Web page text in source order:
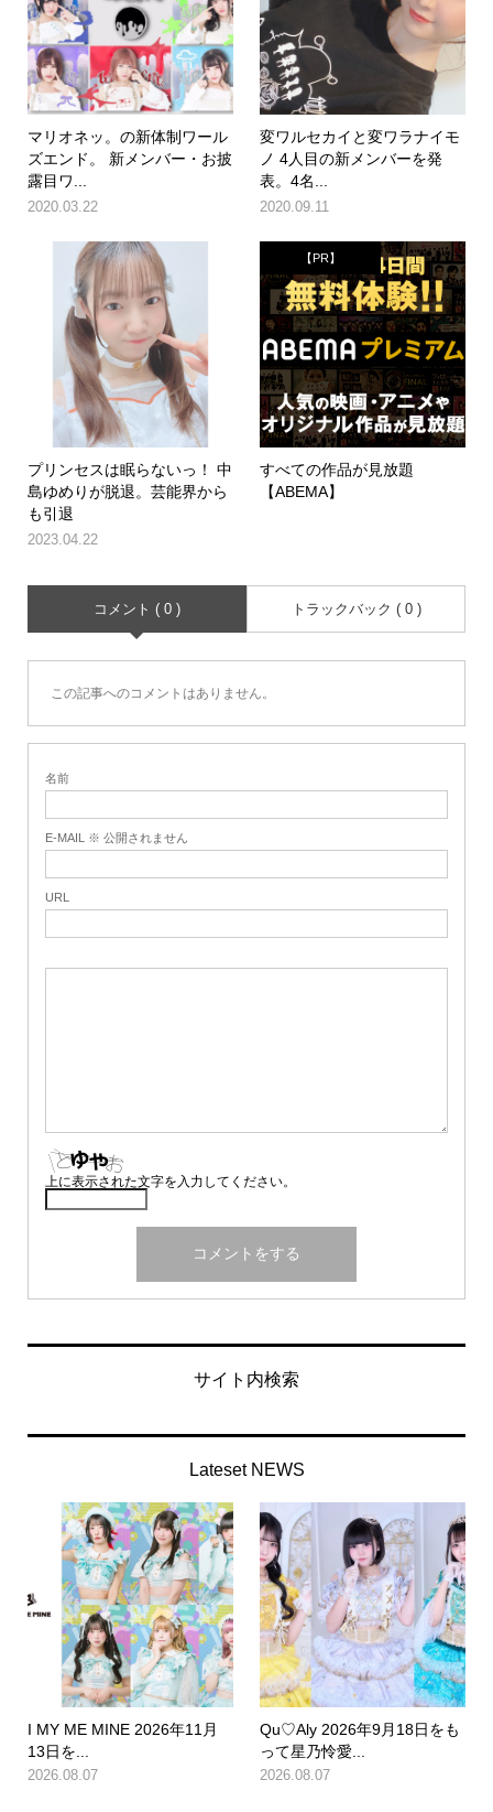
マリオネッ。の新体制ワール
ズエンド。 新メンバー・お披
露目ワ...
2020.03.22
変ワルセカイと変ワラナイモ
ノ 4人目の新メンバーを発
表。4名...
2020.09.11
プリンセスは眠らないっ！ 中
島ゆめりが脱退。芸能界から
も引退
2023.04.22
【PR】
すべての作品が見放題
【ABEMA】
コメント ( 0 ) トラックバック ( 0 )
この記事へのコメントはありません。
名前
E-MAIL ※ 公開されません
URL
上に表示された文字を入力してください。
サイト内検索
Lateset NEWS
I MY ME MINE 2026年11月
13日を...
2026.08.07
Qu♡Aly 2026年9月18日をも
って星乃怜愛...
2026.08.07